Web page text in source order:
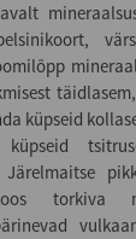
küpseid
küpseid
Järelmaitse
torkiva